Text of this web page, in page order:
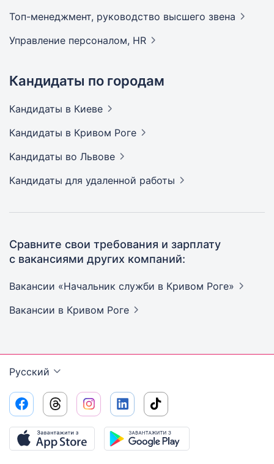
Топ-менеджмент, руководство высшего звена
Управление персоналом, HR
Кандидаты по городам
Кандидаты в Киеве
Кандидаты в Кривом Роге
Кандидаты во Львове
Кандидаты для удаленной работы
Сравните свои требования и зарплату
с вакансиями других компаний:
Вакансии «Начальник служби в Кривом Роге»
Вакансии в Кривом Роге
Русский